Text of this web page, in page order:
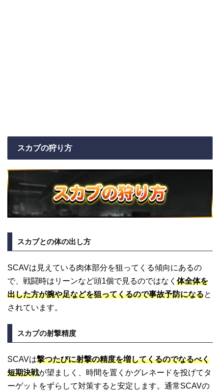
スカブの狩り方
スカブとの体の出し方
SCAVは見えている肉体部分を狙ってくる傾向にあるの
で、戦闘時はリーンなど頭1個で見るのではなく 体全体を
出した方が腕や足などを狙ってくるので事故予防になると
されています。
スカブの射撃精度
SCAVは撃つたびに射撃の精度を増してくるのでなるべく
短期決戦が望ましく、時間を置くかグレネードを投げてタ
ーゲットをずらして対策すると安定します。通常SCAVの